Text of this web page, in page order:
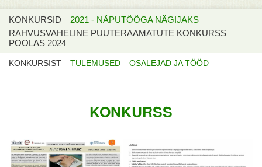
KONKURSID
2021 - NÄPUTÖÖGA NÄGIJAKS
RAHVUSVAHELINE PUUTERAAMATUTE KONKURSS
POOLAS 2024
KONKURSIST TULEMUSED OSALEJAD JA TÖÖD
KONKURSS